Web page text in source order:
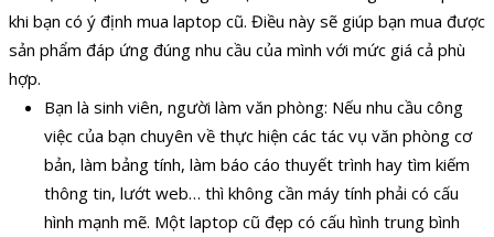
khi bạn có ý định mua laptop cũ. Điều này sẽ giúp bạn mua được
sản phẩm đáp ứng đúng nhu cầu của mình với mức giá cả phù
hợp.
Bạn là sinh viên, người làm văn phòng: Nếu nhu cầu công
việc của bạn chuyên về thực hiện các tác vụ văn phòng cơ
bản, làm bảng tính, làm báo cáo thuyết trình hay tìm kiếm
thông tin, lướt web… thì không cần máy tính phải có cấu
hình mạnh mẽ. Một laptop cũ đẹp có cấu hình trung bình